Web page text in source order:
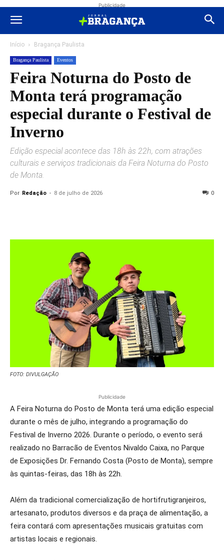
Publicidade
Início Bragança Paulista
Bragança Paulista Eventos
Feira Noturna do Posto de
Monta terá programação
especial durante o Festival de
Inverno
Edição especial acontece das 18h às 22h, com atrações
culturais e serviços tradicionais da Feira Noturna do Posto
de Monta.
Por Redação - 8 de julho de 2026 0
FOTO: DIVULGAÇÃO
Publicidade
A Feira Noturna do Posto de Monta terá uma edição especial
durante o mês de julho, integrando a programação do
Festival de Inverno 2026. Durante o período, o evento será
realizado no Barracão de Eventos Nivaldo Caixa, no Parque
de Exposições Dr. Fernando Costa (Posto de Monta), sempre
às quintas-feiras, das 18h às 22h.
Além da tradicional comercialização de hortifrutigranjeiros,
artesanato, produtos diversos e da praça de alimentação, a
feira contará com apresentações musicais gratuitas com
artistas locais e regionais.